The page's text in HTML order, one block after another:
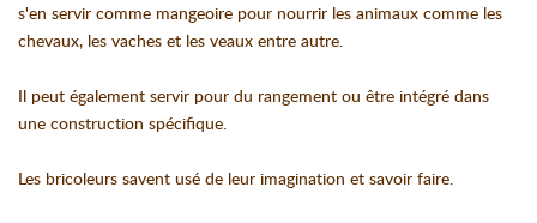
s'en servir comme mangeoire pour nourrir les animaux comme les
chevaux, les vaches et les veaux entre autre.
Il peut également servir pour du rangement ou être intégré dans
une construction spécifique.
Les bricoleurs savent usé de leur imagination et savoir faire.